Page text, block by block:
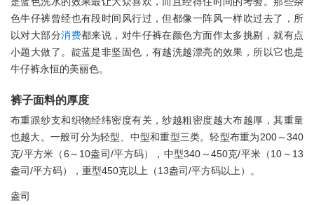
色牛仔裤曾经也有段时间风行过，但都像一阵风一样吹过去了，所
以对大部分消费都来说，对牛仔裤在颜色方面作太多挑剔，就有点
小题大做了。靛蓝是非坚固色，有越洗越漂亮的效果，所以它也是
牛仔裤永恒的美丽色。
裤子面料的厚度
布重跟纱支和织物经纬密度有关，纱越粗密度越大布越厚，其重量
也越大。一般可分为轻型、中型和重型三类。轻型布重为200～340
克/平方米（6～10盎司/平方码），中型340～450克/平米（10～13
盎司/平方码），重型450克以上（13盎司/平方码以上）。
盎司